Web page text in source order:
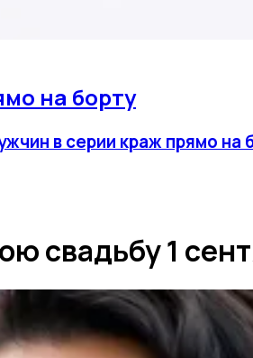
на борту
в серии краж прямо на
свадьбу 1